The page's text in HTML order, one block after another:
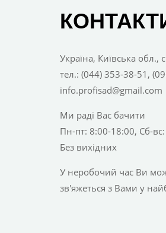
Україна, Київська обл.,
тел.: (044) 353-38-51,
info.profisad@gmail.com
Ми раді Вас бачити
Пн-пт: 8:00-18:00, Сб-
Без вихідних
У неробочий час Ви
зв'яжеться з Вами у